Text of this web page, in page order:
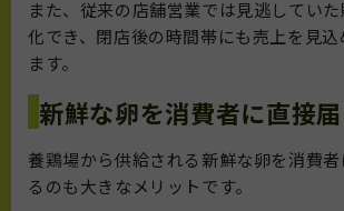
また、従来の店舗営業では見逃してい
化でき、閉店後の時間帯にも売上を見込
ます。
新鮮な卵を消費者に直接
養鶏場から供給される新鮮な卵を消費
るのも大きなメリットです。